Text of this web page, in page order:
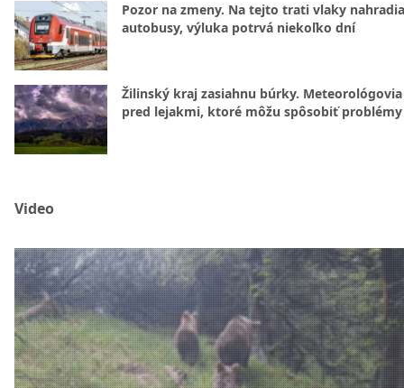
Pozor na zmeny. Na tejto trati vlaky nahradia
autobusy, výluka potrvá niekoľko dní
Žilinský kraj zasiahnu búrky.
pred lejakmi, ktoré môžu spôsobiť problémy
Video